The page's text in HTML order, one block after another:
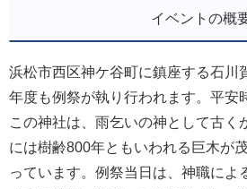
イベントの概
浜松市西区神ケ谷町に鎮座する石川
年度も例祭が執り行われます。平安
この神社は、雨乞いの神として古く
には樹齢800年ともいわれる巨木が
っています。例祭当日は、神職によ